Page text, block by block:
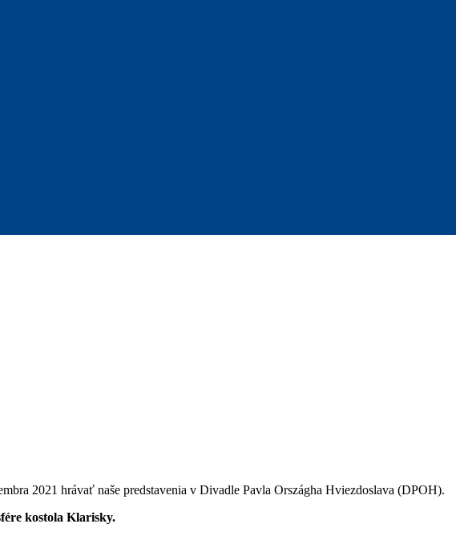
2021 hrávať naše predstavenia v Divadle Pavla Országha Hviezdoslava (DPOH).
kostola Klarisky.